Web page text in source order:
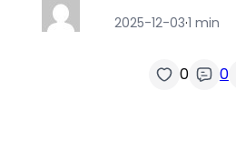
2025-12-03·1 min
0 0